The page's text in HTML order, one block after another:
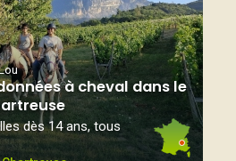
à cheval dans le
dès 14 ans, tous